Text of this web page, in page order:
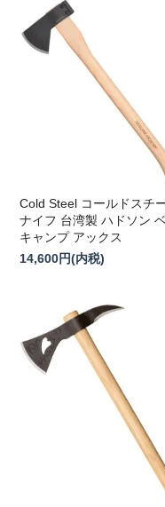
Cold Steel コールドスチ
ナイフ 台湾製 ハドソン
キャンプ アックス
14,600円(内税)